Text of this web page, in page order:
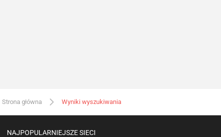
Strona główna Wyniki wyszukiwania
NAJPOPULARNIEJSZE SIECI